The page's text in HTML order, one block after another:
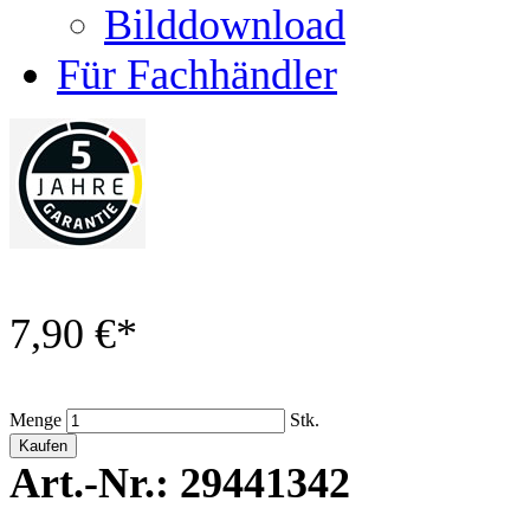
Bilddownload
Für Fachhändler
7,90 €*
Menge Stk.
Kaufen
Art.-Nr.: 29441342